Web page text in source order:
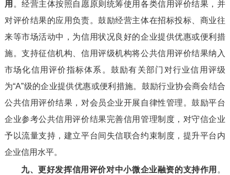
用 。经营主体按照自愿原则统筹使用各类信用评价结果，并
对评价结果的应用负责。鼓励经营主体在招标投标、商业往
来等市场活动中，为信用状况良好的企业提供优惠或便利措
施。支持征信机构、信用评级机构将公共信用评价结果纳入
市场化信用评价指标体系。鼓励有关部门对行业信用评级
为“A”级的企业提供优惠或便利措施。鼓励行业协会商会结合
公共信用评价结果，对会员企业开展自律性管理。鼓励平台
企业参考公共信用评价结果完善信用管理制度，对守信企业
予以流量支持，建立平台间失信联合约束制度，提升平台内
企业信用水平。
九、更好发挥信用评价对中小微企业融资的支持作用 。